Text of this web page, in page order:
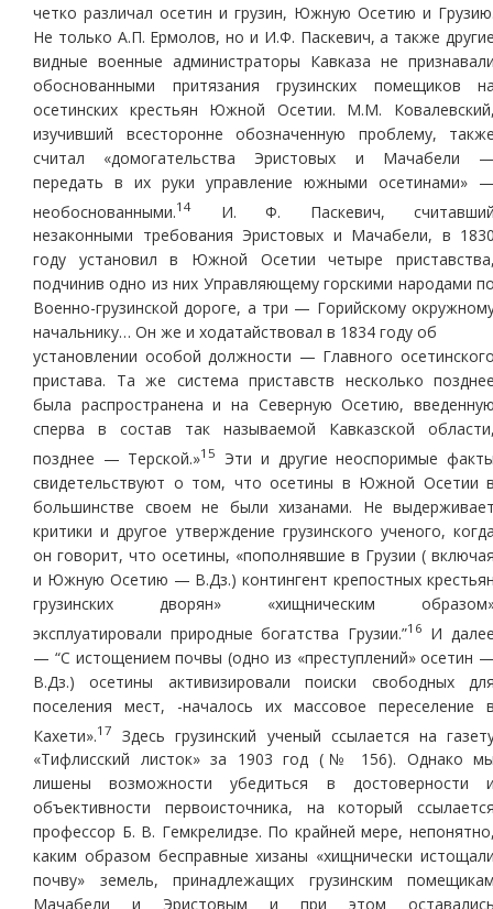
четко различал осетин и грузин, Южную Осетию и
Не только А.П. Ермолов, но и И.Ф. Паскевич, а также
видные военные администраторы Кавказа не
обоснованными притязания грузинских помещиков
осетинских крестьян Южной Осетии. М.М.
изучивший всесторонне обозначенную проблему,
считал «домогательства Эристовых и Мачабели
передать в их руки управление южными осетинами»
необоснованными.14
И. Ф. Паскевич,
незаконными требования Эристовых и Мачабели, в
году установил в Южной Осетии четыре
подчинив одно из них Управляющему горскими народами
Военно-грузинской дороге, а три — Горийскому
начальнику… Он же и ходатайствовал в 1834 году об
установлении особой должности — Главного
пристава. Та же система приставств несколько
была распространена и на Северную Осетию,
сперва в состав так называемой Кавказской
позднее — Терской.»15
Эти и другие неоспоримые
свидетельствуют о том, что осетины в Южной Осетии
большинстве своем не были хизанами. Не
критики и другое утверждение грузинского ученого,
он говорит, что осетины, «пополнявшие в Грузии (
и Южную Осетию — В.Дз.) контингент крепостных
грузинских дворян» «хищническим
эксплуатировали природные богатства Грузии.”16 И
— “С истощением почвы (одно из «преступлений» осетин
В.Дз.) осетины активизировали поиски свободных
поселения мест, -началось их массовое переселение
Кахети».17
Здесь грузинский ученый ссылается на
«Тифлисский листок» за 1903 год (№ 156). Однако
лишены возможности убедиться в достоверности
объективности первоисточника, на который
профессор Б. В. Гемкрелидзе. По крайней мере,
каким образом бесправные хизаны «хищнически
почву» земель, принадлежащих грузинским
Мачабели и Эристовым и при этом